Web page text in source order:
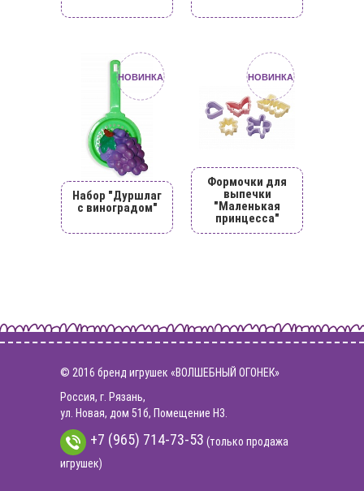
НОВИНКА
Набор "Дуршлаг
с виноградом"
НОВИНКА
Формочки для
выпечки
"Маленькая
принцесса"
© 2016 бренд игрушек «ВОЛШЕБНЫЙ ОГОНЕК»
Россия, г. Рязань,
ул. Новая, дом 51б, Помещение Н3.
+7 (965) 714-73-53 (только продажа
игрушек)